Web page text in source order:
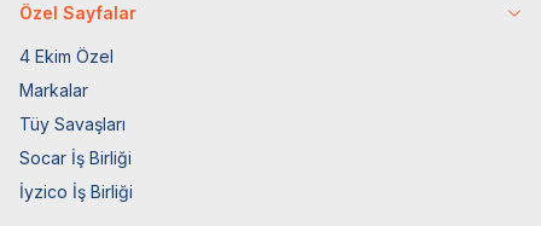
Özel Sayfalar
4 Ekim Özel
Markalar
Tüy Savaşları
Socar İş Birliği
İyzico İş Birliği